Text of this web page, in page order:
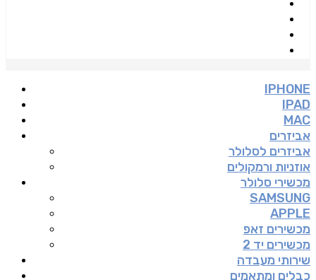
IPHONE
IPAD
MAC
אביזרים
אביזרים לסלולר
אוזניות ורמקולים
מכשירי סלולר
SAMSUNG
APPLE
מכשירים זאפ
מכשירים יד 2
שירותי מעבדה
כבלים ומתאמים